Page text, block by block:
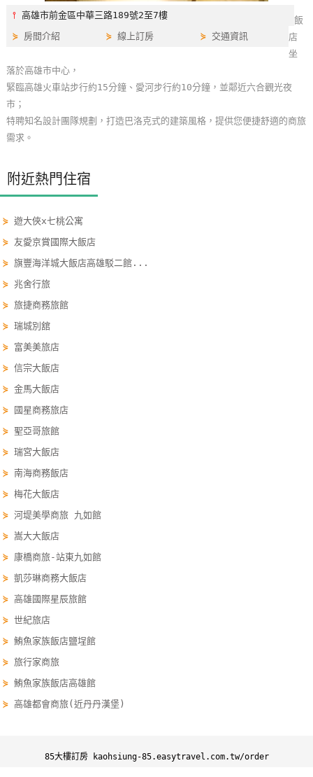
紅
帶
你
玩
樂
地
圖
顧
客
服
務
顧
客
意
度
單
管
理
會
員
帳
客
服
絡
⫯高雄市前金區中華三路189號2至7樓
⋟ 房間介紹 ⋟線上訂房 ⋟ 交通資訊
飯
店
坐
落於高雄市中心，
緊臨高雄火車站步行約15分鐘、愛河步行約10分鐘，並鄰近六合觀光夜
市；
特聘知名設計團隊規劃，打造巴洛克式的建築風格，提供您便捷舒適的商旅
需求。
附近熱門住宿
⋟遊大俠x七桃公寓
⋟ 友愛京賞國際大飯店
⋟旗豐海洋城大飯店高雄駁二館...
⋟兆舍行旅
⋟旅捷商務旅館
⋟瑞城別舘
⋟ 富美美旅店
⋟信宗大飯店
⋟金馬大飯店
⋟
國星商務旅店
⋟聖亞哥旅館
⋟瑞宮大飯店
⋟南海商務飯店
⋟梅花大飯店
⋟河堤美學商旅 九如館
⋟嵩大大飯店
⋟ 康橋商旅-站東九如館
⋟凱莎琳商務大飯店
⋟高雄國際星辰旅館
⋟世紀旅店
⋟鮪魚家族飯店鹽埕館
⋟旅行家商旅
⋟鮪魚家族飯店高雄館
⋟高雄都會商旅(近丹丹漢堡)
85大樓訂房 kaohsiung-85.easytravel.com.tw/order